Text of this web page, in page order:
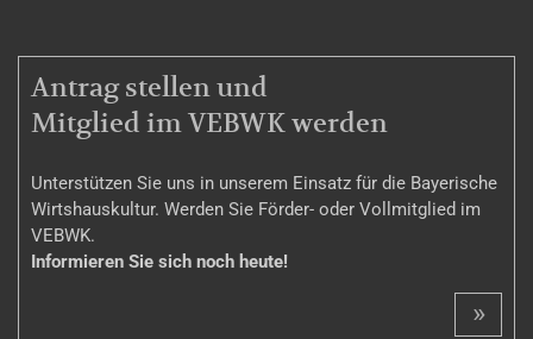
MITGLIEDSCHAFT
Antrag stellen und
Mitglied im VEBWK werden
Unterstützen Sie uns in unserem Einsatz für die Bayerische
Wirtshauskultur. Werden Sie Förder- oder Vollmitglied im
VEBWK.
Informieren Sie sich noch heute!
»